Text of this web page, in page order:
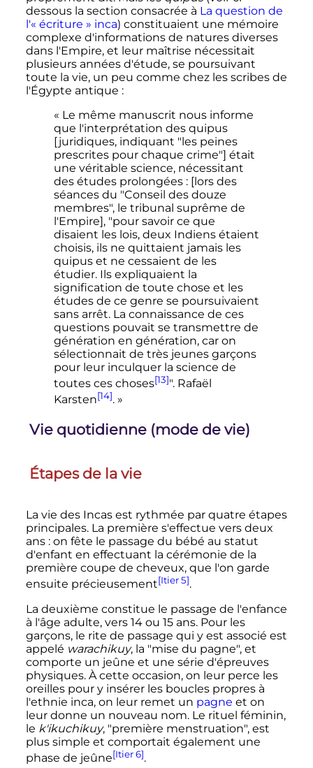
dessous la section consacrée à La question de
l'« écriture » inca) constituaient une mémoire
complexe d'informations de natures diverses
dans l'Empire, et leur maîtrise nécessitait
plusieurs années d'étude, se poursuivant
toute la vie, un peu comme chez les scribes de
l'Égypte antique :
« Le même manuscrit nous informe
que l'interprétation des quipus
[juridiques, indiquant "les peines
prescrites pour chaque crime"] était
une véritable science, nécessitant
des études prolongées : [lors des
séances du "Conseil des douze
membres", le tribunal suprême de
l'Empire], "pour savoir ce que
disaient les lois, deux Indiens étaient
choisis, ils ne quittaient jamais les
quipus et ne cessaient de les
étudier. Ils expliquaient la
signification de toute chose et les
études de ce genre se poursuivaient
sans arrêt. La connaissance de ces
questions pouvait se transmettre de
génération en génération, car on
sélectionnait de très jeunes garçons
pour leur inculquer la science de
toutes ces choses[13]". Rafaël
Karsten[14]. »
Vie quotidienne (mode de vie)
Étapes de la vie
La vie des Incas est rythmée par quatre étapes
principales. La première s'effectue vers deux
ans : on fête le passage du bébé au statut
d'enfant en effectuant la cérémonie de la
première coupe de cheveux, que l'on garde
ensuite précieusement[Itier 5].
La deuxième constitue le passage de l'enfance
à l'âge adulte, vers 14 ou 15 ans. Pour les
garçons, le rite de passage qui y est associé est
appelé warachikuy, la "mise du pagne", et
comporte un jeûne et une série d'épreuves
physiques. À cette occasion, on leur perce les
oreilles pour y insérer les boucles propres à
l'ethnie inca, on leur remet un pagne et on
leur donne un nouveau nom. Le rituel féminin,
le k'ikuchikuy, "première menstruation", est
plus simple et comportait également une
phase de jeûne[Itier 6].